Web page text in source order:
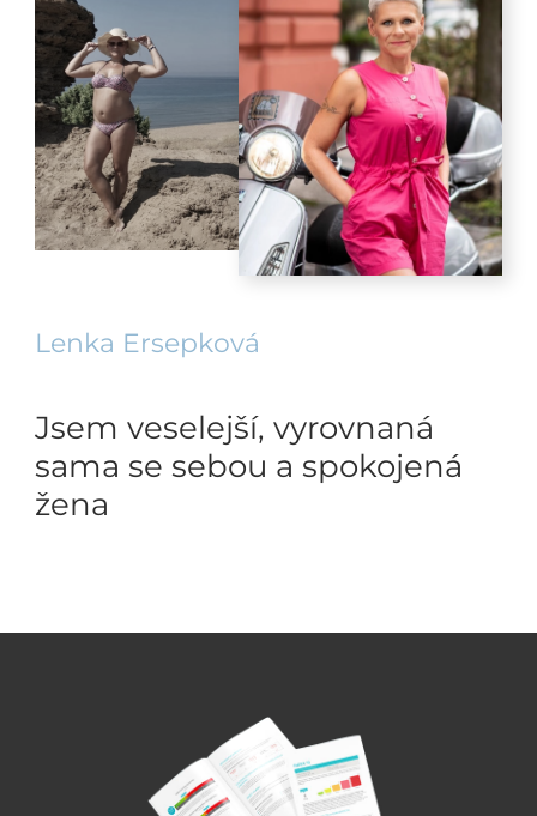
Lenka Ersepková
Jsem veselejší, vyrovnaná
sama se sebou a spokojená
žena